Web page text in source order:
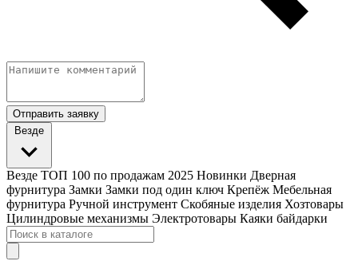
Отправить заявку
Везде
Везде ТОП 100 по продажам 2025 Новинки Дверная
фурнитура Замки Замки под один ключ Крепёж Мебельная
фурнитура Ручной инструмент Скобяные изделия Хозтовары
Цилиндровые механизмы Электротовары Каяки байдарки